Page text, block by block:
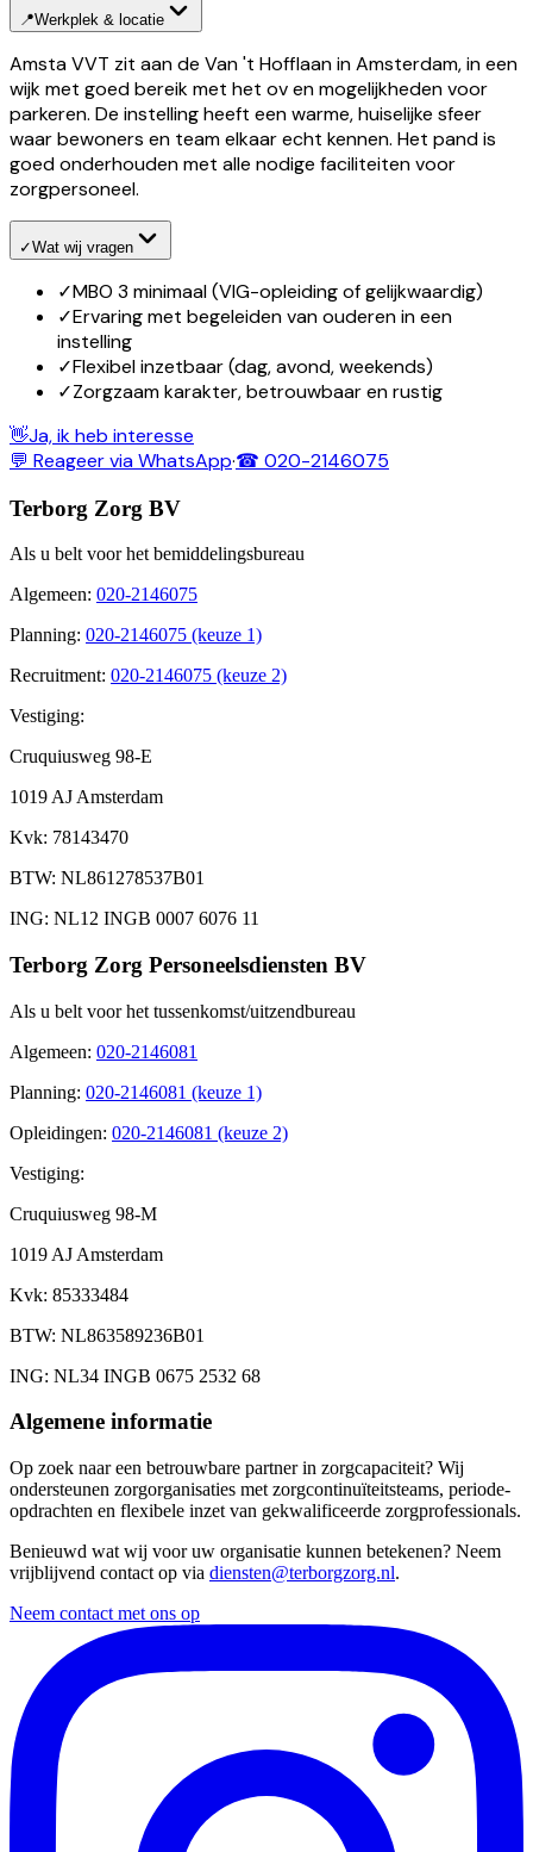
📍Werkplek & locatie
Amsta VVT zit aan de Van 't Hofflaan in Amsterdam, in een
wijk met goed bereik met het ov en mogelijkheden voor
parkeren. De instelling heeft een warme, huiselijke sfeer
waar bewoners en team elkaar echt kennen. Het pand is
goed onderhouden met alle nodige faciliteiten voor
zorgpersoneel.
✓Wat wij vragen
✓MBO 3 minimaal (VIG-opleiding of gelijkwaardig)
✓Ervaring met begeleiden van ouderen in een
instelling
✓Flexibel inzetbaar (dag, avond, weekends)
✓Zorgzaam karakter, betrouwbaar en rustig
👋Ja, ik heb interesse
💬 Reageer via WhatsApp·☎ 020-2146075
Terborg Zorg BV
Als u belt voor het bemiddelingsbureau
Algemeen: 020-2146075
Planning: 020-2146075 (keuze 1)
Recruitment: 020-2146075 (keuze 2)
Vestiging:
Cruquiusweg 98-E
1019 AJ Amsterdam
Kvk: 78143470
BTW: NL861278537B01
ING: NL12 INGB 0007 6076 11
Terborg Zorg Personeelsdiensten BV
Als u belt voor het tussenkomst/uitzendbureau
Algemeen: 020-2146081
Planning: 020-2146081 (keuze 1)
Opleidingen: 020-2146081 (keuze 2)
Vestiging:
Cruquiusweg 98-M
1019 AJ Amsterdam
Kvk: 85333484
BTW: NL863589236B01
ING: NL34 INGB 0675 2532 68
Algemene informatie
Op zoek naar een betrouwbare partner in zorgcapaciteit? Wij
ondersteunen zorgorganisaties met zorgcontinuïteitsteams, periode-
opdrachten en flexibele inzet van gekwalificeerde zorgprofessionals.
Benieuwd wat wij voor uw organisatie kunnen betekenen? Neem
vrijblijvend contact op via diensten@terborgzorg.nl.
Neem contact met ons op